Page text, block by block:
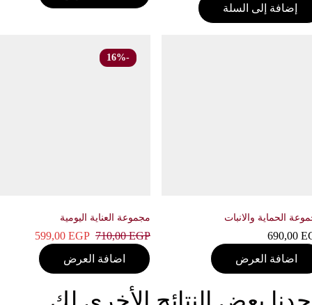
إضافة إلى السلة
الحماية والانبات
690,00
اضافة العرض
مجموعة العناية اليومية
710,00EGP
599,00EGP
اضافة العرض